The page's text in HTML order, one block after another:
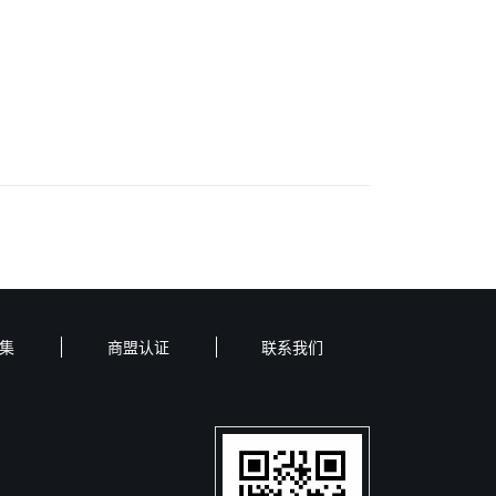
商盟认证 联系我们